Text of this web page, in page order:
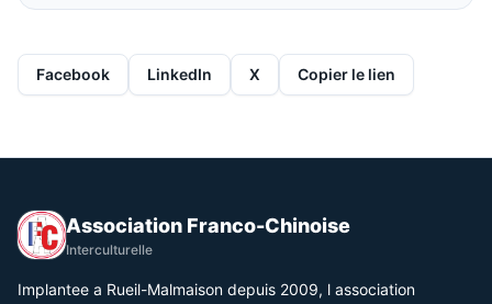
Facebook LinkedIn X Copier le lien
Association Franco-Chinoise
Interculturelle
Implantee a Rueil-Malmaison depuis 2009, l association